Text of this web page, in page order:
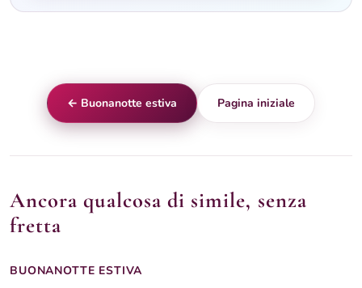
Ancora qualcosa di simile, senza
fretta
BUONANOTTE ESTIVA
Buonanotte Estiva silenziosa con spiaggia
← Buonanotte estiva Pagina iniziale